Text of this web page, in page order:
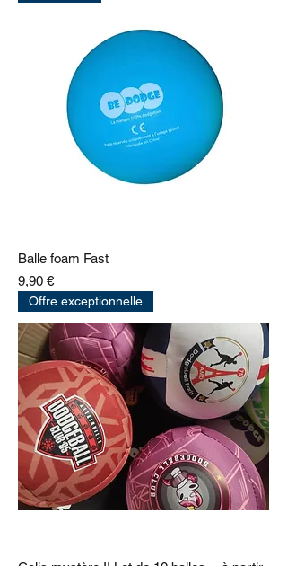
Balle foam Fast
Prix
9,90 €
Offre exceptionnelle